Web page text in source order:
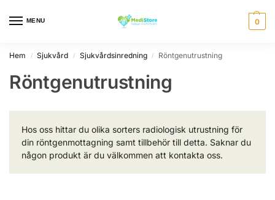
MENU 0
Hem / Sjukvård / Sjukvårdsinredning / Röntgenutrustning
Röntgenutrustning
Hos oss hittar du olika sorters radiologisk utrustning för
din röntgenmottagning samt tillbehör till detta. Saknar du
någon produkt är du välkommen att kontakta oss.